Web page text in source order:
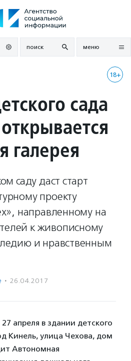
поиск меню
18+
сада
галерея
саду даст старт
проекту
направленному на
к живописному
и нравственным
· 26.04.2017
апреля в здании детского
Кинель, улица Чехова, дом
Автономная